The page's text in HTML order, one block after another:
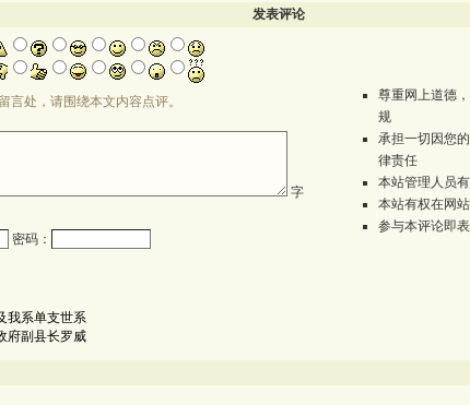
发表评论
言处，请围绕本文内容点评。
字
密码：
尊重网上道德
规
承担一切因您
律责任
本站管理人员
本站有权在网
参与本评论即
我系单支世系
府副县长罗威